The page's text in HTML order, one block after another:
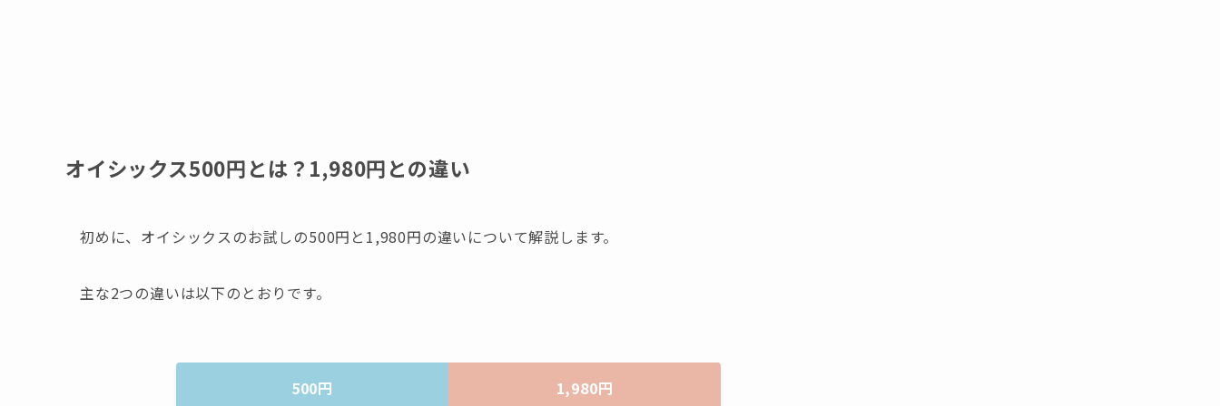
オイシックス500円とは？1,980円との違い
初めに、オイシックスのお試しの500円と1,980円の違いについて解説します。
主な2つの違いは以下のとおりです。
500円 1,980円